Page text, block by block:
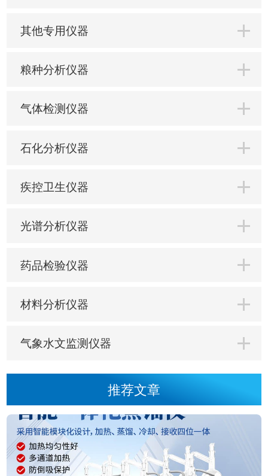
其他专用仪器
粮种分析仪器
气体检测仪器
石化分析仪器
疾控卫生仪器
光谱分析仪器
药品检验仪器
材料分析仪器
气象水文监测仪器
推荐文章